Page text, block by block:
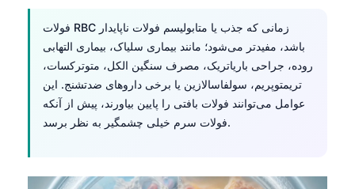
فولات RBC زمانی که جذب یا متابولیسم فولات ناپایدار
باشد، مفیدتر می‌شود؛ مانند بیماری سلیاک، بیماری التهابی
روده، جراحی باریاتریک، مصرف سنگین الکل، متوترکسات،
تریمتوپریم، سولفاسالازین یا برخی داروهای ضدتشنج. این
عوامل می‌توانند فولات بافتی را پایین بیاورند، پیش از آنکه
فولات سرم خیلی چشمگیر به نظر برسد.
অসমীয়া
Latviešu valoda
Македонски јазик
Euskara
Gàidhlig